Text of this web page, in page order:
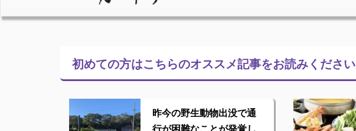
初めての方はこちらのオススメ記事をお読みください
昨今の野生動物出没で通